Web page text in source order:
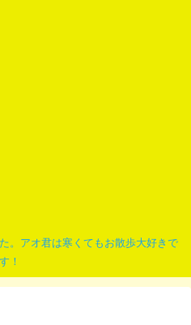
。アオ君は寒くてもお散歩大好きで
す！